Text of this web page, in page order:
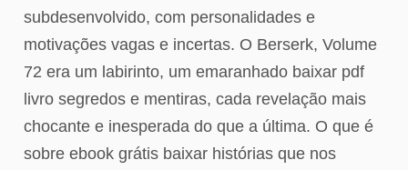
subdesenvolvido, com personalidades e
motivações vagas e incertas. O Berserk, Volume
72 era um labirinto, um emaranhado baixar pdf
livro segredos e mentiras, cada revelação mais
chocante e inesperada do que a última. O que é
sobre ebook grátis baixar histórias que nos